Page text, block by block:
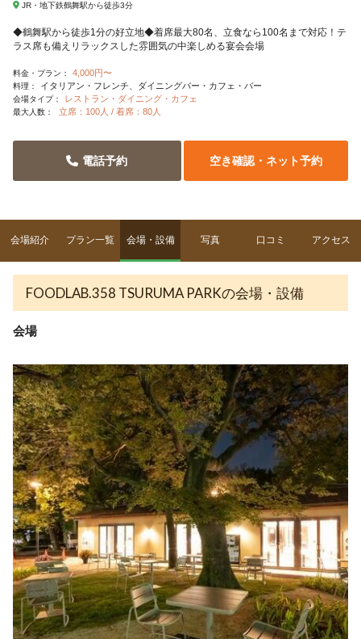
JR・地下鉄鶴舞駅から徒歩3分
◆鶴舞駅から徒歩1分の好立地◆着席最大80名、立食なら100名まで対応！テ
ラス席も備えリラックスした雰囲気の中楽しめる宴会会場
料金・プラン： 4,000円〜
料理： イタリアン・フレンチ ダイニングバー・カフェ・バー
会場タイプ： レストラン・ダイニング・カフェ
最大人数： 立席：100人 / 着席：80人
空き確認・ネット予約
電話予約
会場紹介 プラン一覧 会場・設備 写真 口コミ アクセス
FOODLAB.358 TSURUMA PARKの会場・設備
会場